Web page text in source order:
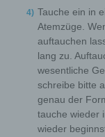
Tauche ein in
Atemzüge.
auftauchen
lang zu.
wesentliche
schreibe bitte
genau der
tauche wieder
wieder
controller is
used for the
the data
internal use by
The controller
processors
personal data
By registering
IP
provider